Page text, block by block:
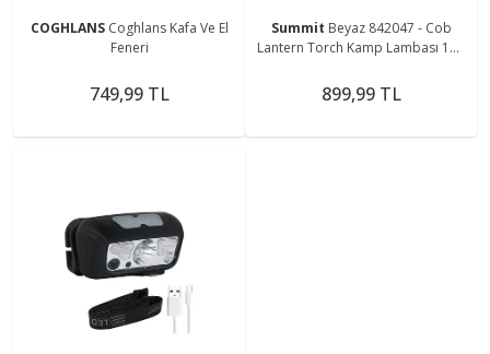
COGHLANS Coghlans Kafa Ve El
Feneri
749,99 TL
Summit Beyaz 842047 - Cob
Lantern Torch Kamp Lambası 150
899,99 TL